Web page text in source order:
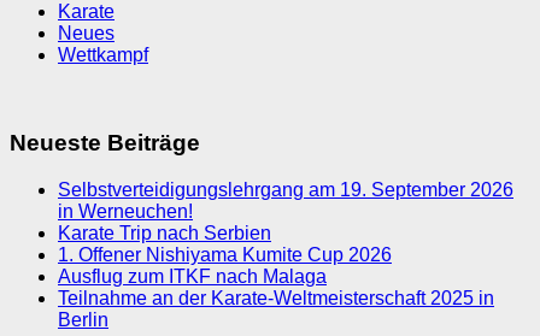
Karate
Neues
Wettkampf
Neueste Beiträge
Selbstverteidigungslehrgang am 19. September 2026
in Werneuchen!
Karate Trip nach Serbien
1. Offener Nishiyama Kumite Cup 2026
Ausflug zum ITKF nach Malaga
Teilnahme an der Karate-Weltmeisterschaft 2025 in
Berlin